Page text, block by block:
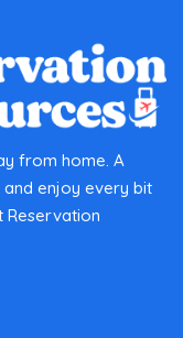
from home. A
enjoy every bit
Reservation